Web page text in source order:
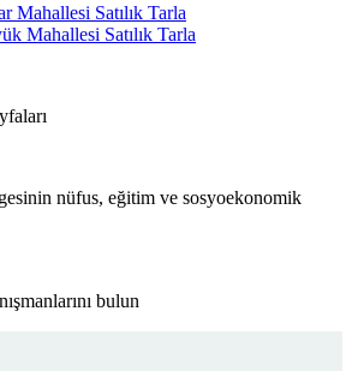
Mahallesi Satılık Tarla
Mahallesi Satılık Tarla
nüfus, eğitim ve sosyoekonomik
bulun